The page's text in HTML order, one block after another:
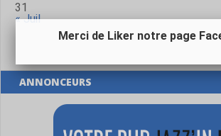
31
« Juil
ANNONCEURS
Merci de Liker notre page